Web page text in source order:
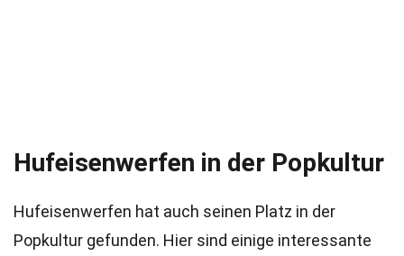
Hufeisenwerfen in der Popkultur
Hufeisenwerfen hat auch seinen Platz in der
Popkultur gefunden. Hier sind einige interessante